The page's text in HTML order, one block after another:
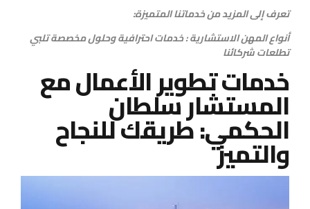
تعرف إلى المزيد من خدماتنا المتميزة:
أنواع المهن الاستشارية : خدمات احترافية وحلول مخصصة تلبي
تطلعات شركائنا
خدمات تطوير الأعمال مع
المستشار سلطان
الحكمي: طريقك للنجاح
والتميز